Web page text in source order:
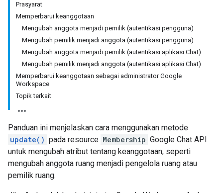
Prasyarat
Memperbarui keanggotaan
Mengubah anggota menjadi pemilik (autentikasi pengguna)
Mengubah pemilik menjadi anggota (autentikasi pengguna)
Mengubah anggota menjadi pemilik (autentikasi aplikasi Chat)
Mengubah pemilik menjadi anggota (autentikasi aplikasi Chat)
Memperbarui keanggotaan sebagai administrator Google
Workspace
Topik terkait
Panduan ini menjelaskan cara menggunakan metode
update() pada resource Membership Google Chat API
untuk mengubah atribut tentang keanggotaan, seperti
mengubah anggota ruang menjadi pengelola ruang atau
pemilik ruang.